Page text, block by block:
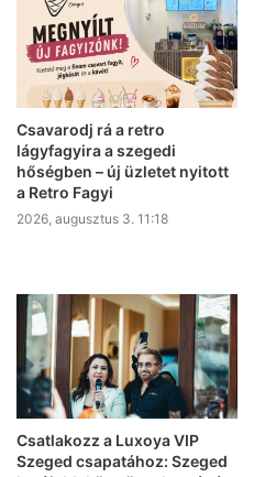
Csavarodj rá a retro
lágyfagyira a szegedi
hőségben – új üzletet nyitott
a Retro Fagyi
2026, augusztus 3. 11:18
Csatlakozz a Luxoya VIP
Szeged csapatához: Szeged